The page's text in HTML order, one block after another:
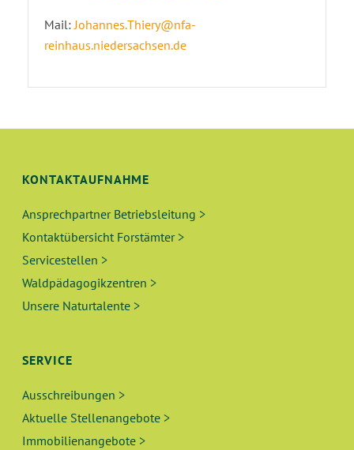
Mail:Johannes.Thiery@nfa-
reinhaus.niedersachsen.de
KONTAKTAUFNAHME
Ansprechpartner Betriebsleitung >
Kontaktübersicht Forstämter >
Servicestellen >
Waldpädagogikzentren >
Unsere Naturtalente >
SERVICE
Ausschreibungen >
Aktuelle Stellenangebote >
Immobilienangebote >